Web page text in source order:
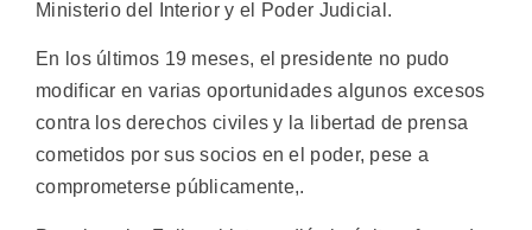
Ministerio del Interior y el Poder Judicial.
En los últimos 19 meses, el presidente no pudo
modificar en varias oportunidades algunos excesos
contra los derechos civiles y la libertad de prensa
cometidos por sus socios en el poder, pese a
comprometerse públicamente,.